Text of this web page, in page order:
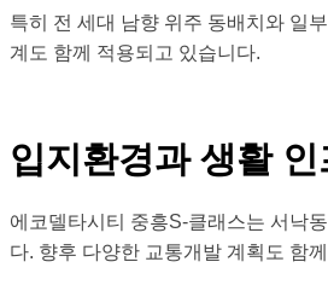
특히 전 세대 남향 위주 동배치와 일
계도 함께 적용되고 있습니다.
입지환경과 생활 인
에코델타시티 중흥S-클래스는 서낙
다. 향후 다양한 교통개발 계획도 함